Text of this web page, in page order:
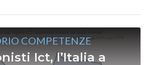
COMPETENZE
Ict, l’Italia a